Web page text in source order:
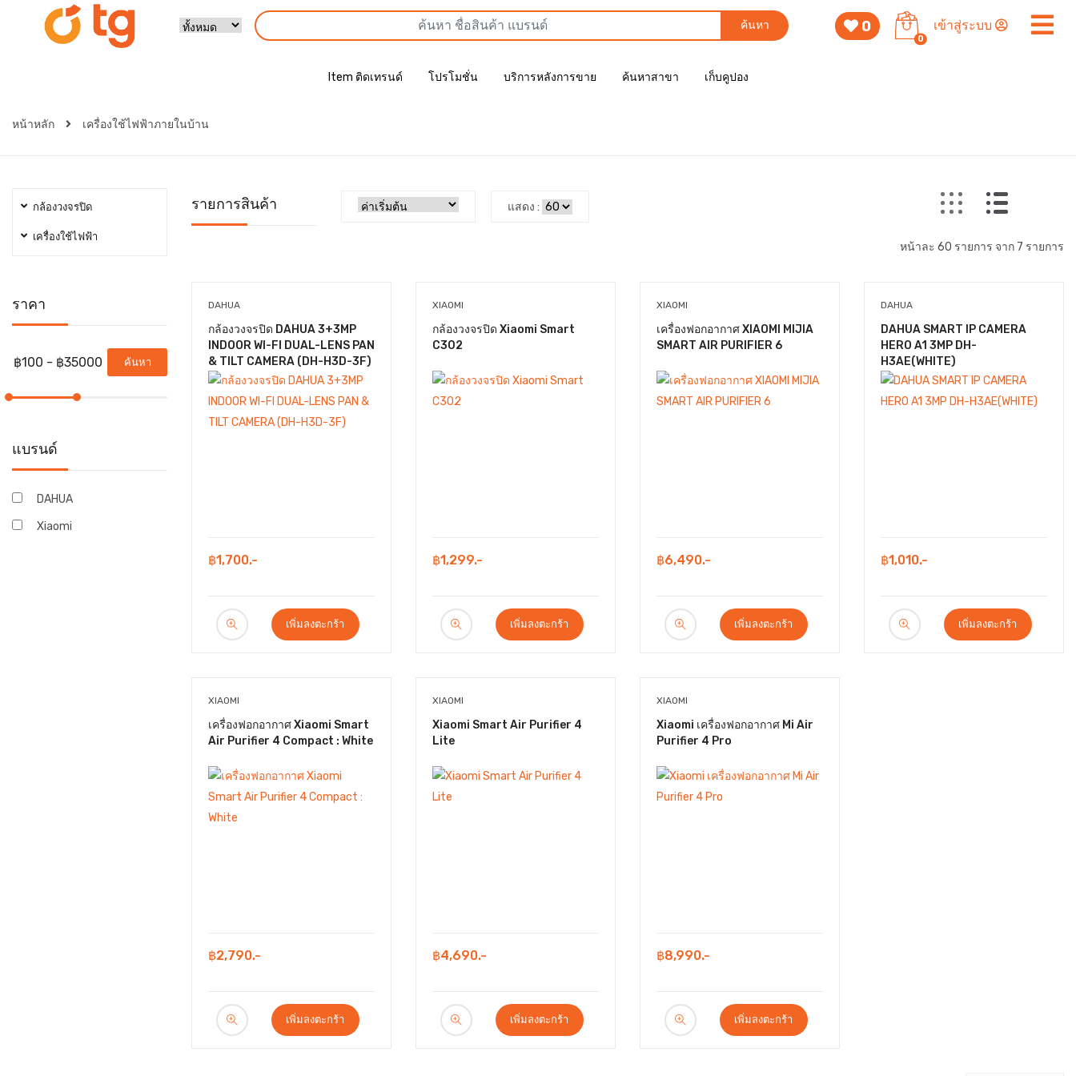
ค้นหา 0
0
เข้าสู่ระบบ
Item ติดเทรนด์ โปรโมชั่น บริการหลังการขาย ค้นหาสาขา เก็บคูปอง
หน้าหลัก เครื่องใช้ไฟฟ้าภายในบ้าน
กล้องวงจรปิด
เครื่องใช้ไฟฟ้า
ราคา
ค้นหา
แบรนด์
DAHUA
Xiaomi
รายการสินค้า แสดง :
หน้าละ 60 รายการ จาก 7 รายการ
DAHUA
กล้องวงจรปิด DAHUA 3+3MP
INDOOR WI-FI DUAL-LENS PAN
& TILT CAMERA (DH-H3D-3F)
฿1,700.-
เพิ่มลงตะกร้า
XIAOMI
กล้องวงจรปิด Xiaomi Smart
C302
฿1,299.-
เพิ่มลงตะกร้า
XIAOMI
เครื่องฟอกอากาศ XIAOMI MIJIA
SMART AIR PURIFIER 6
฿6,490.-
เพิ่มลงตะกร้า
DAHUA
DAHUA SMART IP CAMERA
HERO A1 3MP DH-
H3AE(WHITE)
฿1,010.-
เพิ่มลงตะกร้า
XIAOMI
เครื่องฟอกอากาศ Xiaomi Smart
Air Purifier 4 Compact : White
฿2,790.-
เพิ่มลงตะกร้า
XIAOMI
Xiaomi Smart Air Purifier 4
Lite
฿4,690.-
เพิ่มลงตะกร้า
XIAOMI
Xiaomi เครื่องฟอกอากาศ Mi Air
Purifier 4 Pro
฿8,990.-
เพิ่มลงตะกร้า